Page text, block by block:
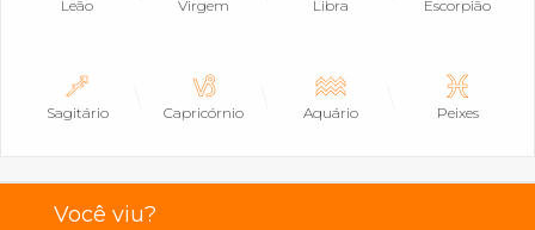
Leão Virgem Libra Escorpião
Sagitário Capricórnio Aquário Peixes
Você viu?